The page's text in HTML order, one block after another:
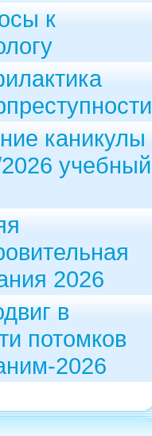
к
каникулы
учебный
2026
в
потомков
2026